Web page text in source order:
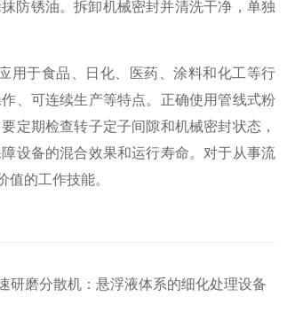
防锈油。拆卸机械密封并清洗干净，单独
于食品、日化、医药、涂料和化工等行
、可连续生产等特点。正确使用管线式粉
定期检查转子定子间隙和机械密封状态，
设备的混合效果和运行寿命。对于从事流
的工作技能。
研磨分散机：悬浮液体系的细化处理设备